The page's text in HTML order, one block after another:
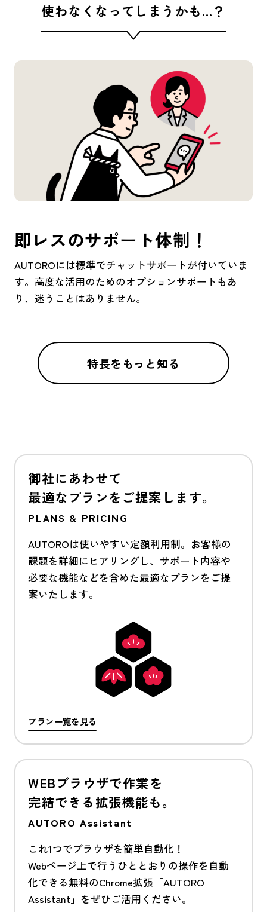
使わなくなってしまうかも…？
即レスのサポート体制！
AUTOROには標準でチャットサポートが付いていま
す。高度な活用のためのオプションサポートもあ
り、迷うことはありません。
特長をもっと知る
御社にあわせて
最適なプランをご提案します。
PLANS & PRICING
AUTOROは使いやすい定額利用制。お客様の
課題を詳細にヒアリングし、サポート内容や
必要な機能などを含めた最適なプランをご提
案いたします。
プラン一覧を見る
WEBブラウザで作業を
完結できる拡張機能も。
AUTORO Assistant
これ1つでブラウザを簡単自動化！
Webページ上で行うひととおりの操作を自動
化できる無料のChrome拡張「AUTORO
Assistant」をぜひご活用ください。